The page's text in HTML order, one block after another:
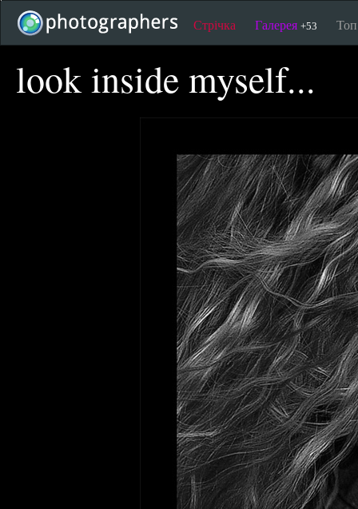
Стрічка Галерея +53
look inside myself...